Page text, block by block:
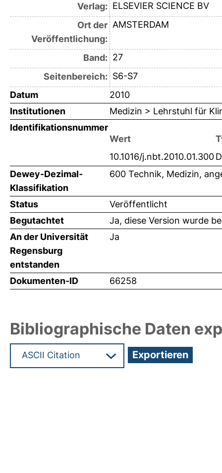
Verlag: ELSEVIER SCIENCE BV
Ort der
Veröffentlichung:
AMSTERDAM
Band: 27
Seitenbereich: S6-S7
Datum
2010
Institutionen
Medizin > Lehrstuhl für
Identifikationsnummer
Wert
10.1016/j.nbt.2010.01.300
Dewey-Dezimal-
Klassifikation
600 Technik, Medizin,
Status
Veröffentlicht
Begutachtet
Ja, diese Version wurde
An der Universität
Regensburg
entstanden
Ja
Dokumenten-ID 66258
Bibliographische Daten